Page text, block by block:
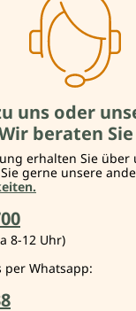
uns oder
beraten
erhalten Sie über
gerne unsere
8-12 Uhr)
per Whatsapp: